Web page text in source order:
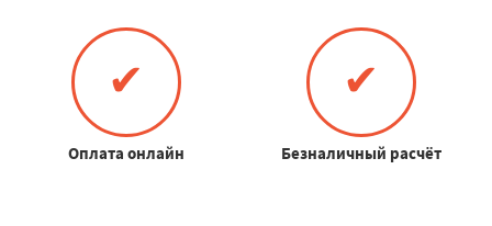
✔
Оплата онлайн
✔
Безналичный расчёт